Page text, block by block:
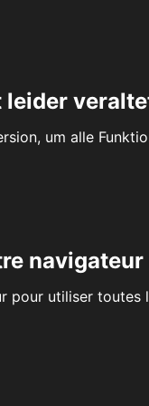
leider
um alle
navigateur
pour utiliser